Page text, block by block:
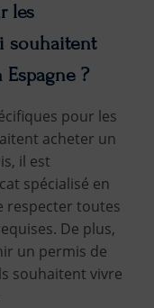
les
souhaitent
?
pour les
acheter un
il est
spécialisé en
respecter toutes
De plus,
un permis de
souhaitent vivre